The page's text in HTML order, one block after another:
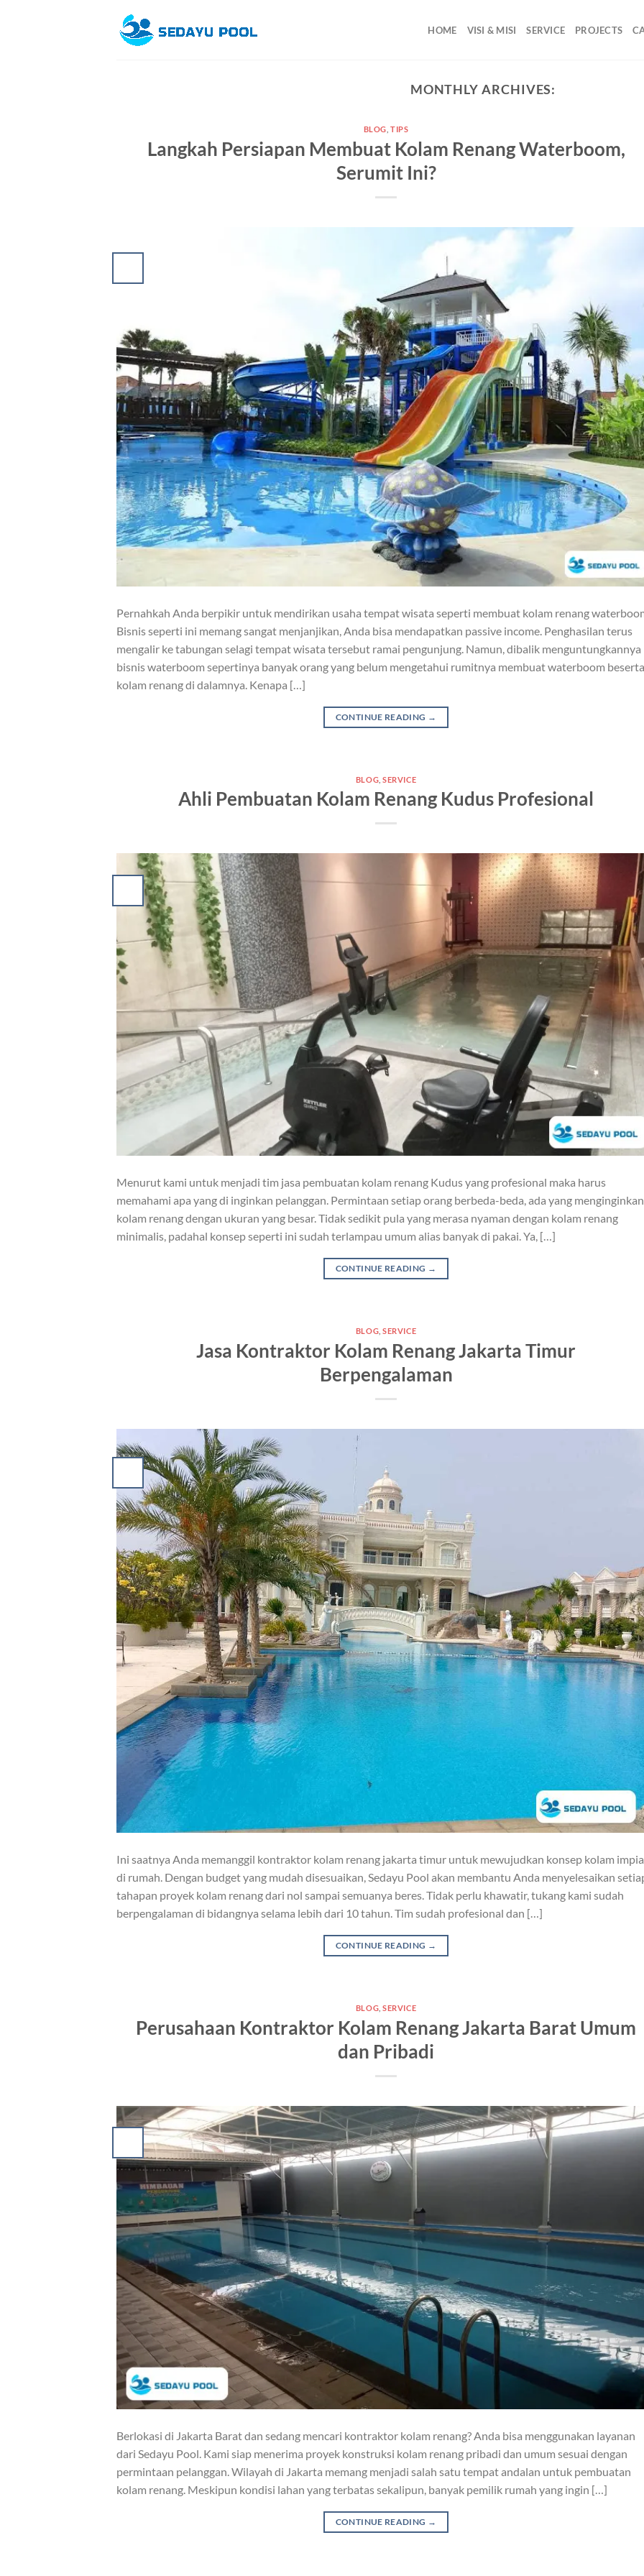
HOME VISI & MISI SERVICE PROJECTS
MONTHLY ARCHIVES:
BLOG ,TIPS
Langkah Persiapan Membuat Kolam Renang Waterboom,
Serumit Ini?
Pernahkah Anda berpikir untuk mendirikan usaha tempat wisata seperti membuat kolam renang
Bisnis seperti ini memang sangat menjanjikan, Anda bisa mendapatkan passive income. Penghasilan terus
mengalir ke tabungan selagi tempat wisata tersebut ramai pengunjung. Namun, dibalik menguntungkannya
bisnis waterboom sepertinya banyak orang yang belum mengetahui rumitnya membuat waterboom beserta
kolam renang di dalamnya. Kenapa […]
CONTINUE READING →
BLOG ,SERVICE
Ahli Pembuatan Kolam Renang Kudus Profesional
Menurut kami untuk menjadi tim jasa pembuatan kolam renang Kudus yang profesional maka harus
memahami apa yang di inginkan pelanggan. Permintaan setiap orang berbeda-beda, ada yang menginginkan
kolam renang dengan ukuran yang besar. Tidak sedikit pula yang merasa nyaman dengan kolam renang
minimalis, padahal konsep seperti ini sudah terlampau umum alias banyak di pakai. Ya, […]
CONTINUE READING →
BLOG ,SERVICE
Jasa Kontraktor Kolam Renang Jakarta Timur
Berpengalaman
Ini saatnya Anda memanggil kontraktor kolam renang jakarta timur untuk mewujudkan konsep kolam
di rumah. Dengan budget yang mudah disesuaikan, Sedayu Pool akan membantu Anda menyelesaikan
tahapan proyek kolam renang dari nol sampai semuanya beres. Tidak perlu khawatir, tukang kami sudah
berpengalaman di bidangnya selama lebih dari 10 tahun. Tim sudah profesional dan […]
CONTINUE READING →
BLOG ,SERVICE
Perusahaan Kontraktor Kolam Renang Jakarta Barat Umum
dan Pribadi
Berlokasi di Jakarta Barat dan sedang mencari kontraktor kolam renang? Anda bisa menggunakan layanan
dari Sedayu Pool. Kami siap menerima proyek konstruksi kolam renang pribadi dan umum sesuai dengan
permintaan pelanggan. Wilayah di Jakarta memang menjadi salah satu tempat andalan untuk pembuatan
kolam renang. Meskipun kondisi lahan yang terbatas sekalipun, banyak pemilik rumah yang ingin […]
CONTINUE READING →